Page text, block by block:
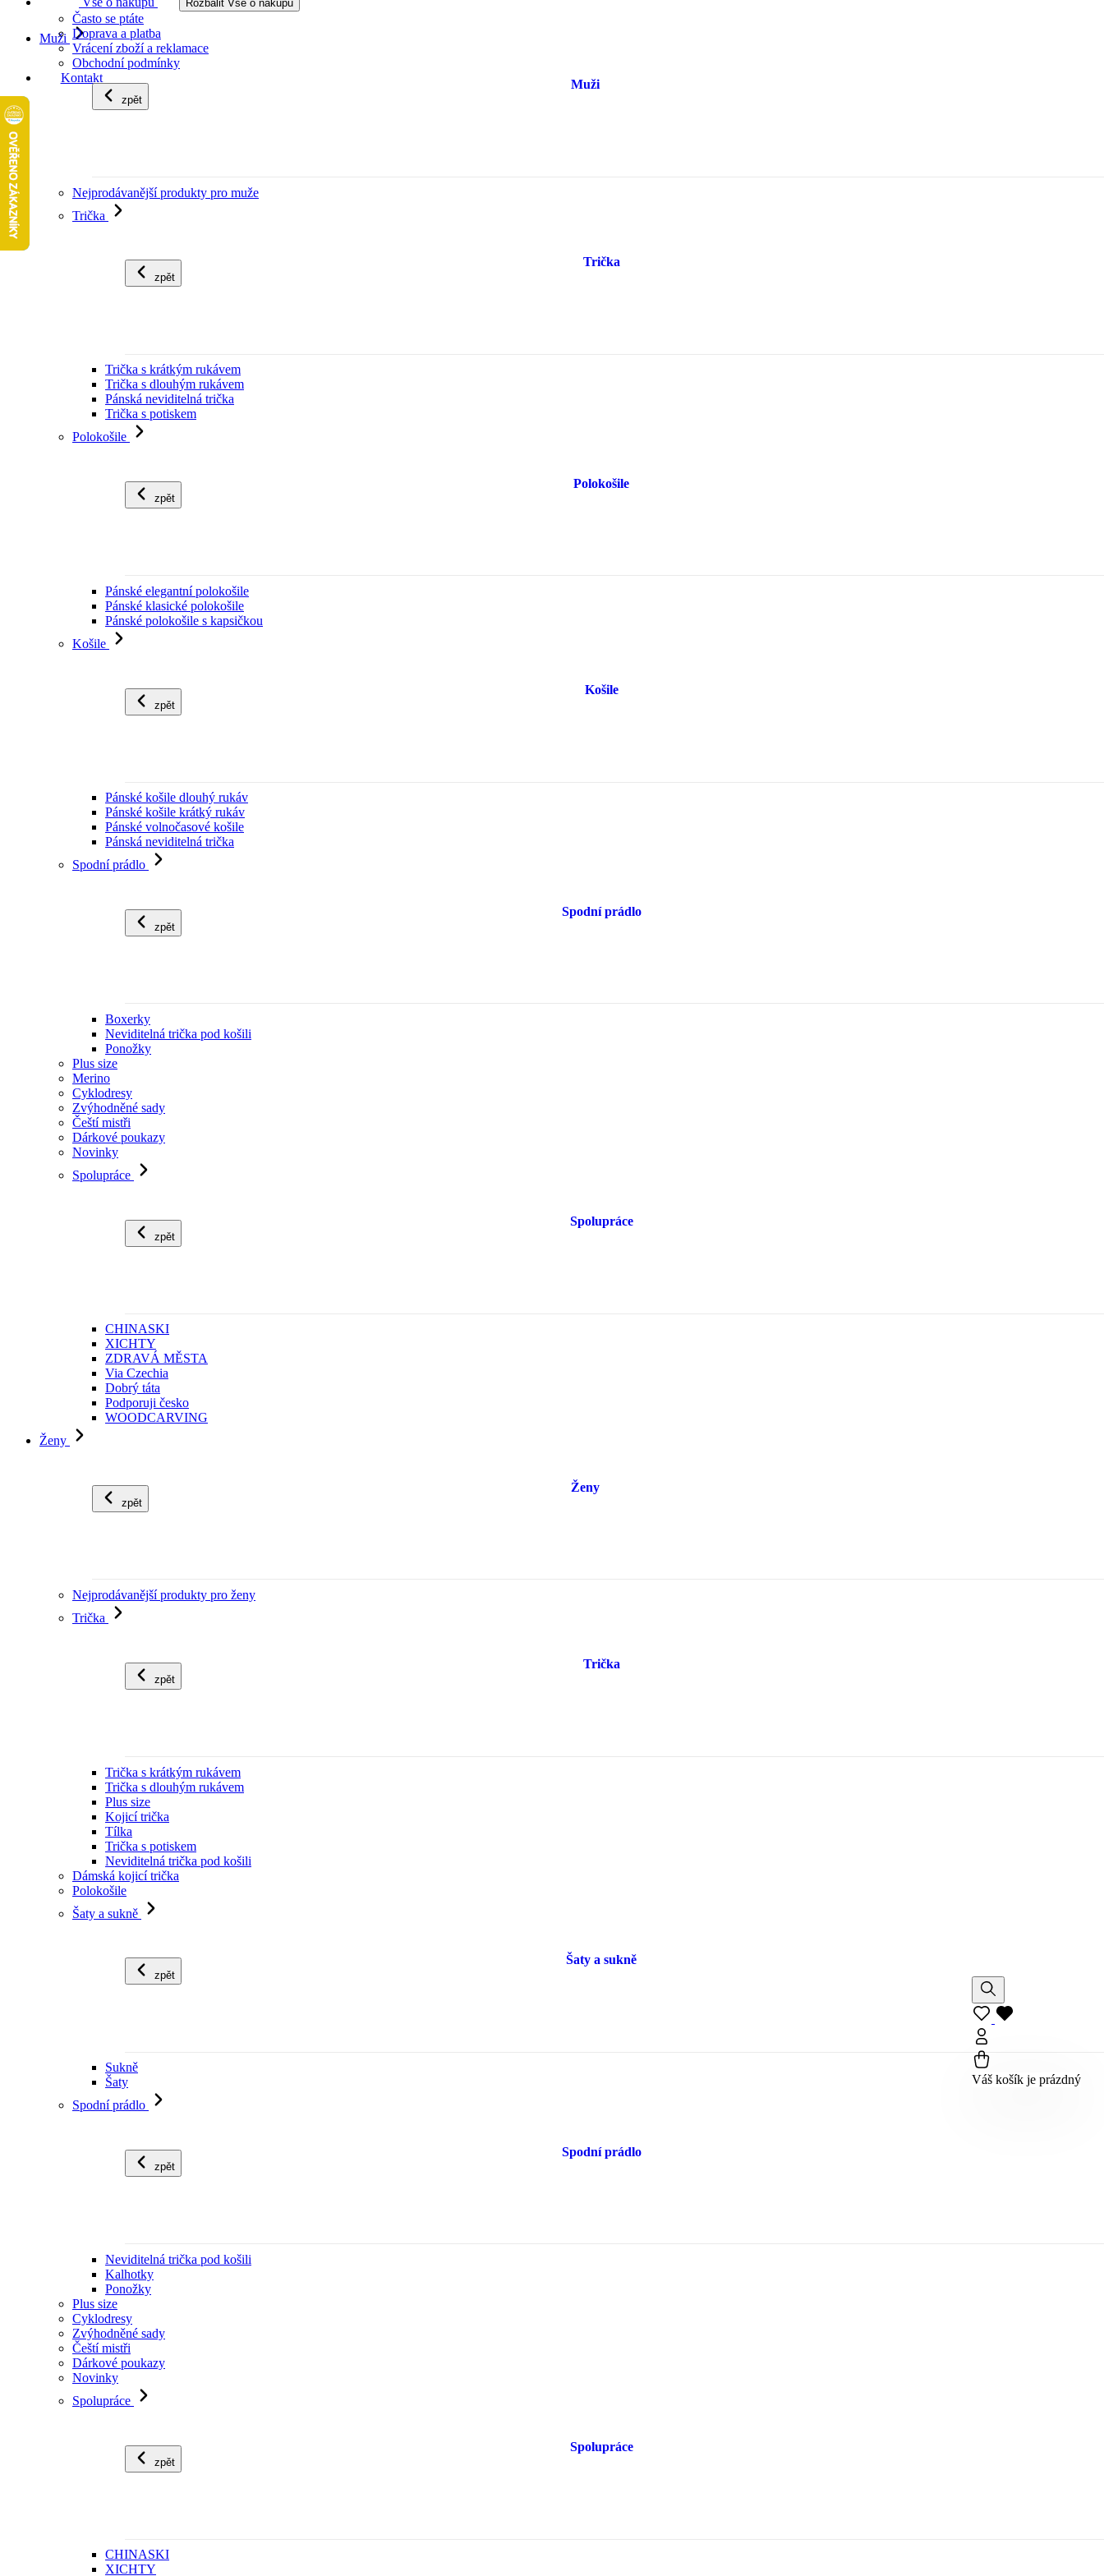
Rozbalit Vše o nákupu
Často se ptáte
Doprava a platba
Vrácení zboží a reklamace
Obchodní podmínky
Kontakt
Muži
zpět
Muži
Nejprodávanější produkty pro muže
Trička
zpět
Trička
Trička s krátkým rukávem
Trička s dlouhým rukávem
Pánská neviditelná trička
Trička s potiskem
Polokošile
zpět
Polokošile
Pánské elegantní polokošile
Pánské klasické polokošile
Pánské polokošile s kapsičkou
Košile
zpět
Košile
Pánské košile dlouhý rukáv
Pánské košile krátký rukáv
Pánské volnočasové košile
Pánská neviditelná trička
Spodní prádlo
zpět
Spodní prádlo
Boxerky
Neviditelná trička pod košili
Ponožky
Plus size
Merino
Cyklodresy
Zvýhodněné sady
Čeští mistři
Dárkové poukazy
Novinky
Spolupráce
zpět
Spolupráce
CHINASKI
XICHTY
ZDRAVÁ MĚSTA
Via Czechia
Dobrý táta
Podporuji česko
WOODCARVING
Ženy
zpět
Ženy
Nejprodávanější produkty pro ženy
Trička
zpět
Trička
Trička s krátkým rukávem
Trička s dlouhým rukávem
Plus size
Kojicí trička
Tílka
Trička s potiskem
Neviditelná trička pod košili
Dámská kojicí trička
Polokošile
Šaty a sukně
zpět
Šaty a sukně
Sukně
Šaty
Spodní prádlo
zpět
Spodní prádlo
Neviditelná trička pod košili
Kalhotky
Ponožky
Plus size
Cyklodresy
Zvýhodněné sady
Čeští mistři
Dárkové poukazy
Novinky
Spolupráce
zpět
Spolupráce
CHINASKI
XICHTY
Váš košík je prázdný